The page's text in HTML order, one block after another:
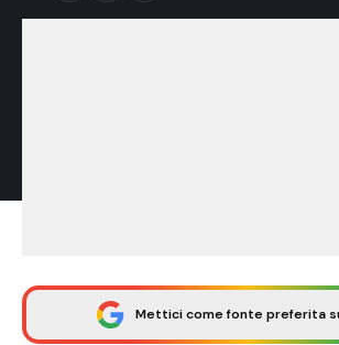
Mettici come fonte preferita